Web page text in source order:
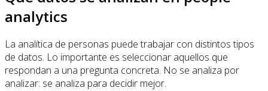
analytics
La analítica de personas puede trabajar con distintos tipos
de datos. Lo importante es seleccionar aquellos que
respondan a una pregunta concreta. No se analiza por
analizar: se analiza para decidir mejor.